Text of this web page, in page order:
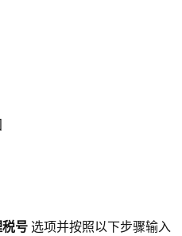
号选项并按照以下步骤输入